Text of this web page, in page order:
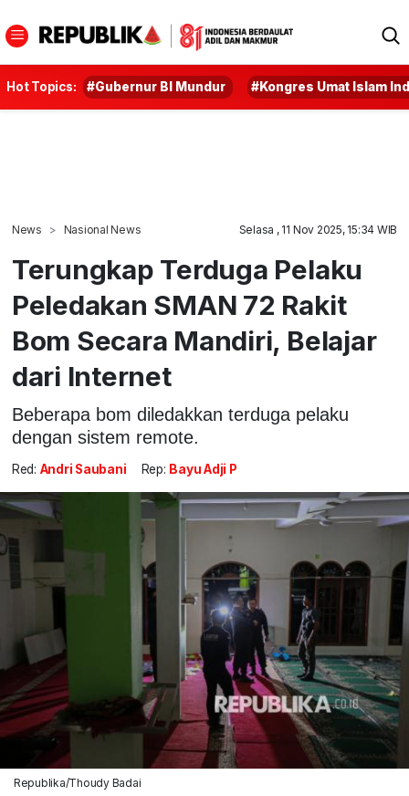
Hot Topics: #Gubernur BI Mundur #Kongres Umat Islam
News Nasional News Selasa , 11 Nov 2025, 15:34 WIB
Terungkap Terduga Pelaku
Peledakan SMAN 72 Rakit
Bom Secara Mandiri, Belajar
dari Internet
Beberapa bom diledakkan terduga pelaku
dengan sistem remote.
Red: Andri Saubani Rep: Bayu Adji P
Republika/Thoudy Badai